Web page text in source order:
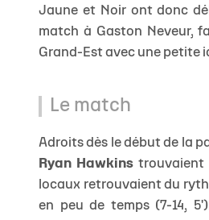
Jaune et Noir ont donc
match à Gaston Neveur,
Grand-Est avec une petite
Le match
Adroits dès le début de la
Ryan Hawkins trouvaient
locaux retrouvaient du
en peu de temps (7-14,